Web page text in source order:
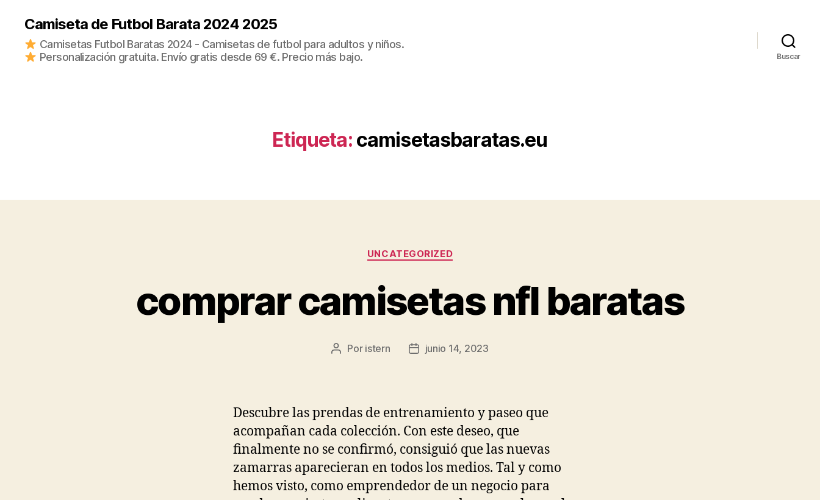
Camiseta de Futbol Barata 2024 2025
Camisetas Futbol Baratas 2024 - Camisetas de futbol para adultos y niños.
Personalización gratuita. Envío gratis desde 69 €. Precio más bajo.
Buscar
Etiqueta: camisetasbaratas.eu
Categorías
UNCATEGORIZED
comprar camisetas nfl baratas
Autor
Por istern
Fechajunio 14, 2023
Descubre las prendas de entrenamiento y paseo que
acompañan cada colección. Con este deseo, que
finalmente no se confirmó, consiguió que las nuevas
zamarras aparecieran en todos los medios. Tal y como
hemos visto, como emprendedor de un negocio para